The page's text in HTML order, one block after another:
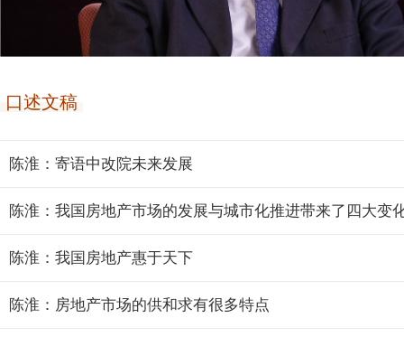
口述文稿
陈淮：寄语中改院未来发展
陈淮：我国房地产市场的发展与城市化推进带来了四大变
陈淮：我国房地产惠于天下
陈淮：房地产市场的供和求有很多特点